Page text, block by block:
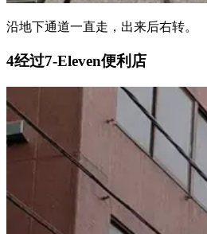
沿地下通道一直走，出来后右转。
4经过7-Eleven便利店